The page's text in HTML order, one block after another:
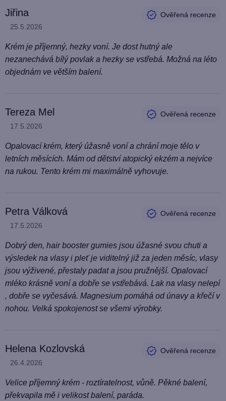
d
n
o
c
e
Jiřina
Hodnocení produktu je 5 z 5 hvězdiček.
25.5.2026
Krém je příjemný, hezky voní. Je dost hutný ale
nezanechává bílý povlak a hezky se vstřebá. Možná na léto
objednám ve větším balení.
Tereza Mel
Hodnocení produktu je 5 z 5 hvězdiček.
17.5.2026
Opalovací krém, který úžasně voní a chrání moje tělo v
letních měsících. Mám od dětství atopický ekzém a nejvíce
na rukou. Tento krém mi maximálně vyhovuje.
Petra Válková
Hodnocení produktu je 5 z 5 hvězdiček.
17.5.2026
Dobrý den, hair booster gumies jsou úžasné svou chuti a
výsledek na vlasy i pleť je viditelný již za jeden měsíc, vlasy
jsou výživené, přestaly padat a jsou pružnější. Opalovací
mléko krásně voní a dobře se vstřebává. Lak na vlasy nelepí
, dobře se vyčesává. Magnesium pomáhá od únavy a křečí v
nohou. Velká spokojenost se všemi výrobky.
Helena Kozlovská
Hodnocení produktu je 5 z 5 hvězdiček.
26.4.2026
Velice příjemný krém - roztíratelnost, vůně. Pěkné balení,
překvapila mě i velikost balení, paráda.